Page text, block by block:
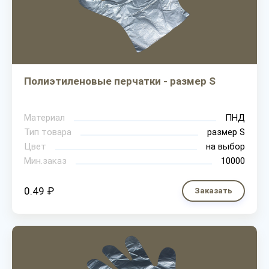
Полиэтиленовые перчатки - размер S
Материал
ПНД
Тип товара
размер S
Цвет
на выбор
Мин.заказ
10000
0.49 ₽ Заказать